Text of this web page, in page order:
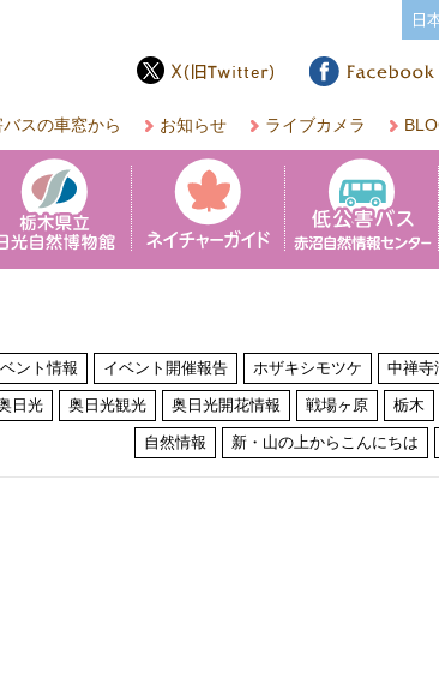
スの車窓から お知らせ ライブカメラ
ント情報 イベント開催報告 ホザキシモツケ 中禅寺
日光 奥日光観光 奥日光開花情報 戦場ヶ原 栃木
自然情報 新・山の上からこんにちは